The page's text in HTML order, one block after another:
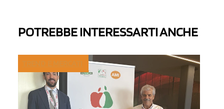
POTREBBE INTERESSARTI ANCHE